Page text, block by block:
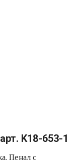
K18-653-1